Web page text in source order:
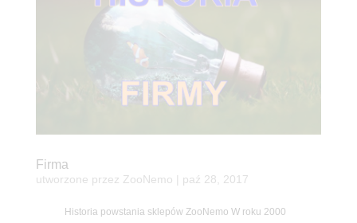
Firma
utworzone przez ZooNemo paź 28, 2017
Historia powstania sklepów ZooNemo W roku 2000